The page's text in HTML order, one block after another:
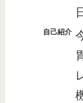
自己紹介